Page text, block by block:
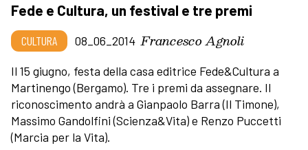
Fede e Cultura, un festival e tre premi
CULTURA 08_06_2014 Francesco Agnoli
Il 15 giugno, festa della casa editrice Fede&Cultura a
Martinengo (Bergamo). Tre i premi da assegnare. Il
riconoscimento andrà a Gianpaolo Barra (Il Timone),
Massimo Gandolfini (Scienza&Vita) e Renzo Puccetti
(Marcia per la Vita).